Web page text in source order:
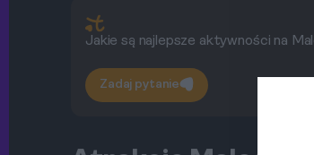
Jakie są najlepsze aktywności na
Zadaj pytanie